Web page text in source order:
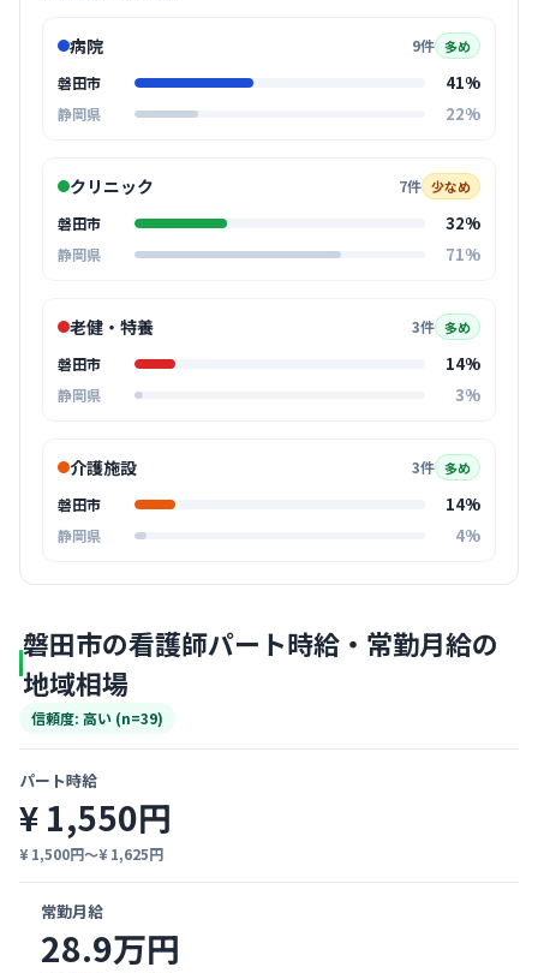
病院 9件 多め
磐田市 41%
静岡県 22%
クリニック 7件 少なめ
磐田市 32%
静岡県 71%
老健・特養 3件 多め
磐田市 14%
静岡県 3%
介護施設 3件 多め
磐田市 14%
静岡県 4%
磐田市の看護師パート時給・常勤月給の
地域相場
信頼度: 高い (n=39)
パート時給
¥ 1,550円
¥ 1,500円〜¥ 1,625円
常勤月給
28.9万円